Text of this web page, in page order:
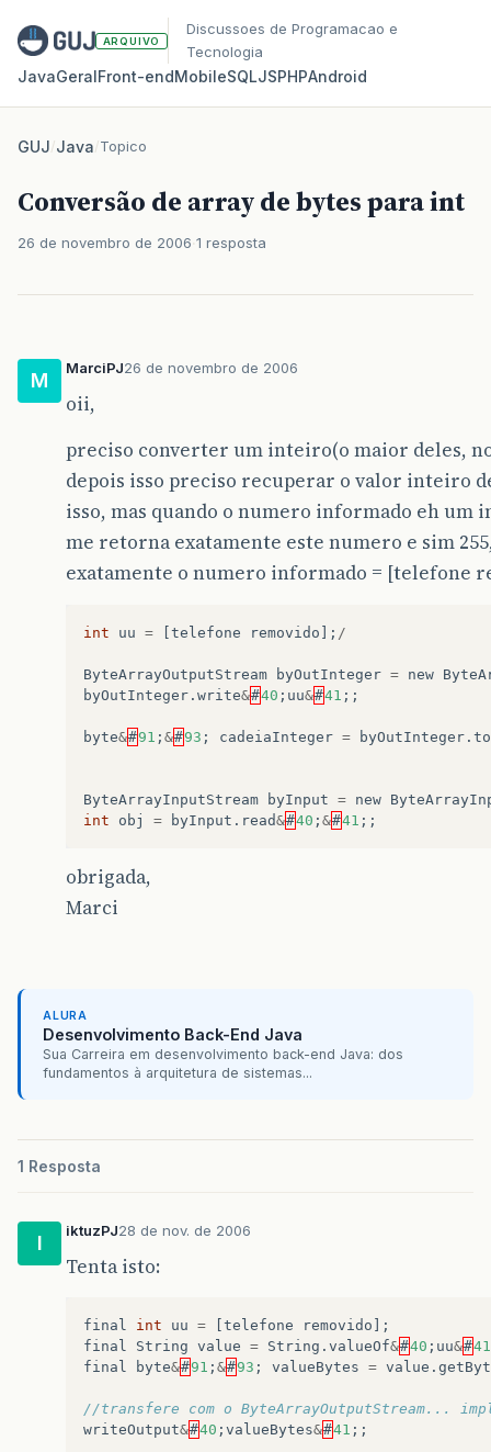
ARQUIVO
Discussoes de Programacao e
Tecnologia
JavaGeralFront‑endMobileSQLJSPHPAndroid
GUJ/Java/Topico
Conversão de array de bytes para int
26 de novembro de 2006 1 resposta
M
MarciPJ26 de novembro de 2006
oii,
preciso converter um inteiro(o maior deles,
depois isso preciso recuperar o valor inteiro
isso, mas quando o numero informado eh
me retorna exatamente este numero e sim
exatamente o numero informado = [telefone
int uu = telefone removido ]; /
ByteArrayOutputStream byOutInteger = new
byOutInteger . write&#40 ; uu&#41 ;;
byte&#91 ; &#93 ; cadeiaInteger = byOutInteger .
ByteArrayInputStream byInput = new
int
obj = byInput . read&#40 ; &#41 ;;
obrigada,
Marci
ALURA
Desenvolvimento Back-End Java
Sua Carreira em desenvolvimento back-end Java: dos
fundamentos à arquitetura de sistemas...
1 Resposta
I
iktuzPJ28 de nov. de 2006
Tenta isto:
final int uu = telefone removido ];
final
String value = String . valueOf&#40 ; uu&#41
final
byte&#91 ; &#93 ; valueBytes = value .
//transfere com o ByteArrayOutputStream...
writeOutput&#40 ; valueBytes&#41 ;;